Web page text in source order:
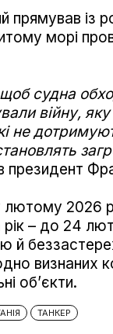
прямував із
морі
судна
війну,
не
президент
2026
рік – до 24
й
визнаних
об’єкти.
ТАНКЕР